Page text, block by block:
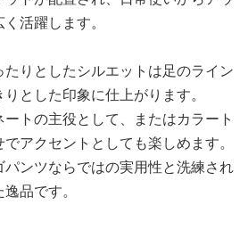
活躍します。
りとしたシルエットは足のライン
とした印象に仕上がります。
トの主役として、またはカラート
アクセントとしても楽しめます。
ンツならではの実用性と洗練され
品です。